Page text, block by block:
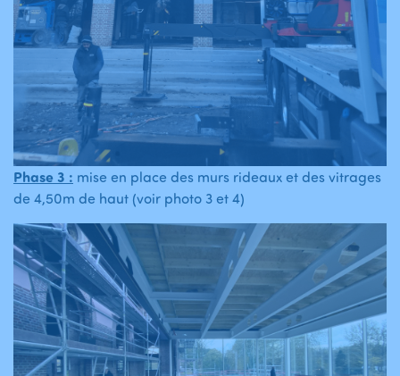
Phase 3 : mise en place des murs rideaux et des vitrages
de 4,50m de haut (voir photo 3 et 4)